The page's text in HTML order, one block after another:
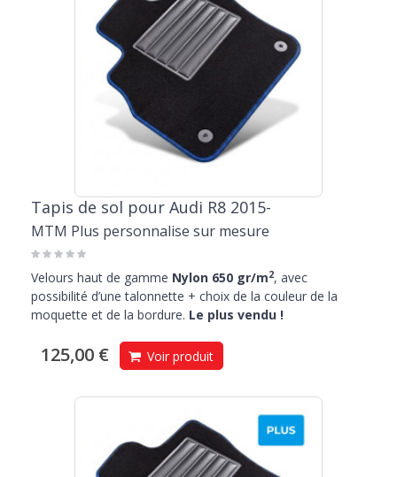
Tapis de sol pour Audi R8 2015-
MTM Plus personnalise sur mesure
Velours haut de gamme Nylon 650 gr/m2, avec
possibilité d’une talonnette + choix de la couleur de la
moquette et de la bordure. Le plus vendu !
125,00 € Voir produit